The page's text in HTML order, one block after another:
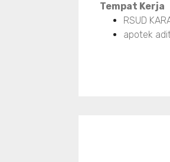
Tempat Kerja
RSUD
apotek